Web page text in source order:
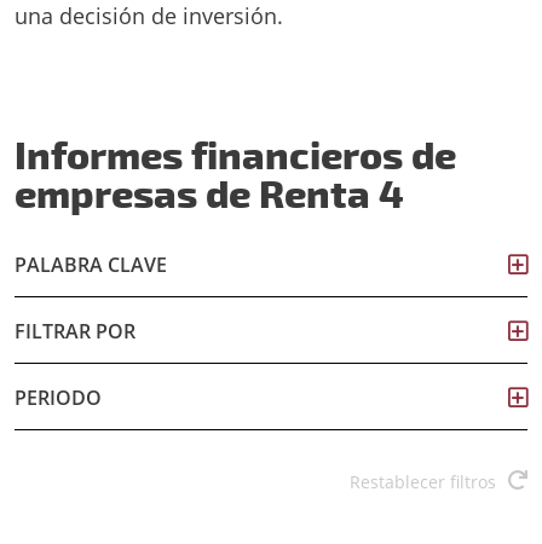
una decisión de inversión.
Informes financieros de
empresas de Renta 4
PALABRA CLAVE
FILTRAR POR
PERIODO
Restablecer filtros